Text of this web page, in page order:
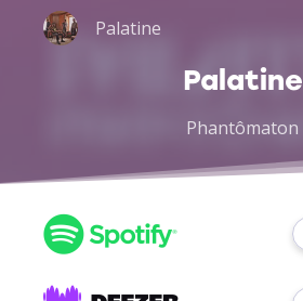
Palatine
Palatine
Phantômaton